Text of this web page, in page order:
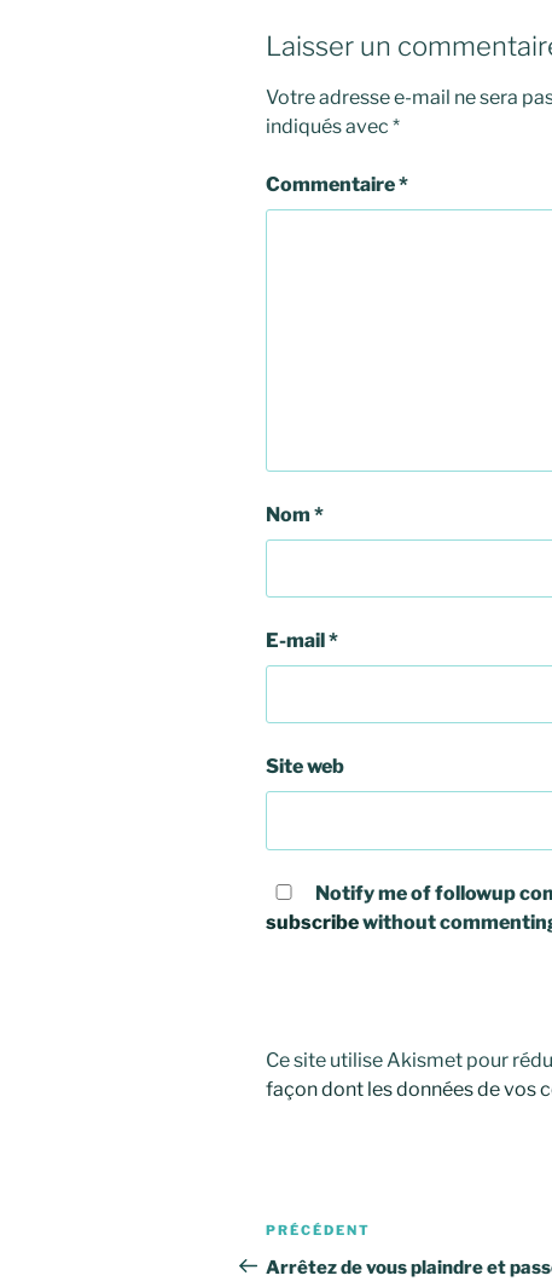
Laisser un
Votre adresse e-mail ne sera
indiqués avec *
Commentaire*
Nom *
E-mail*
Site web
Notify me of followup
subscribewithout
Ce site utilise Akismet pour
façon dont les données de vos
Navigation
de
Article
précédent
PRÉCÉDENT
Arrêtez de vous plaindre et